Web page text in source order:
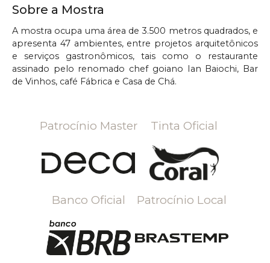
Sobre a Mostra
A mostra ocupa uma área de 3.500 metros quadrados, e
apresenta 47 ambientes, entre projetos arquitetônicos
e serviços gastronômicos, tais como o restaurante
assinado pelo renomado chef goiano Ian Baiochi, Bar
de Vinhos, café Fábrica e Casa de Chá.
Patrocínio Master Tinta Oficial
Banco Oficial Patrocínio Local